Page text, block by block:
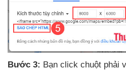
Bước 3: Bạn click chuột phải